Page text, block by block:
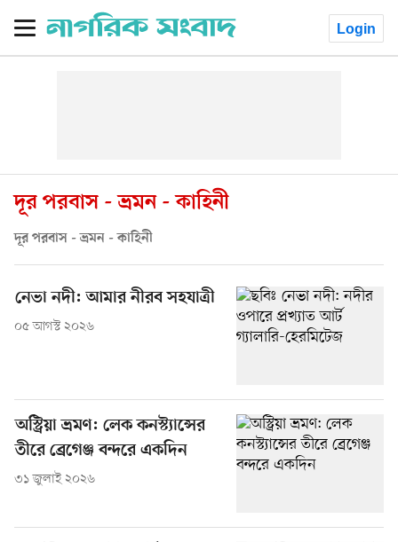
Login
দূর পরবাস - ভ্রমন - কাহিনী
দূর পরবাস - ভ্রমন - কাহিনী
নেভা নদী: আমার নীরব সহযাত্রী
০৫ আগস্ট ২০২৬
অস্ট্রিয়া ভ্রমণ: লেক কনস্ট্যান্সের
তীরে ব্রেগেঞ্জ বন্দরে একদিন
৩১ জুলাই ২০২৬